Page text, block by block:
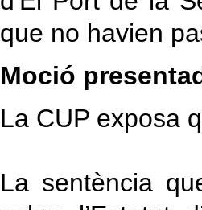
que no havien
Moció
La CUP exposa
La sentència